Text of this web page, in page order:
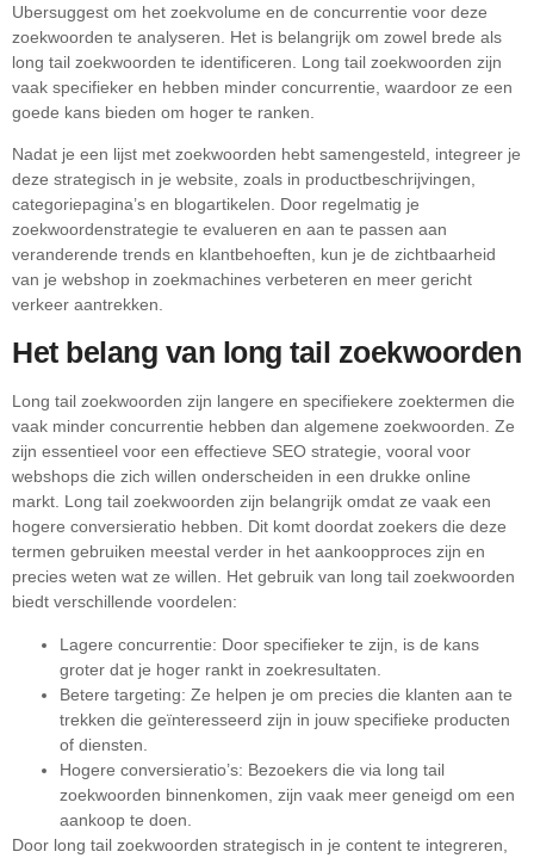
Ubersuggest om het zoekvolume en de concurrentie voor deze
zoekwoorden te analyseren. Het is belangrijk om zowel brede als
long tail zoekwoorden te identificeren. Long tail zoekwoorden zijn
vaak specifieker en hebben minder concurrentie, waardoor ze een
goede kans bieden om hoger te ranken.
Nadat je een lijst met zoekwoorden hebt samengesteld, integreer je
deze strategisch in je website, zoals in productbeschrijvingen,
categoriepagina’s en blogartikelen. Door regelmatig je
zoekwoordenstrategie te evalueren en aan te passen aan
veranderende trends en klantbehoeften, kun je de zichtbaarheid
van je webshop in zoekmachines verbeteren en meer gericht
verkeer aantrekken.
Het belang van long tail zoekwoorden
Long tail zoekwoorden zijn langere en specifiekere zoektermen die
vaak minder concurrentie hebben dan algemene zoekwoorden. Ze
zijn essentieel voor een effectieve SEO strategie, vooral voor
webshops die zich willen onderscheiden in een drukke online
markt. Long tail zoekwoorden zijn belangrijk omdat ze vaak een
hogere conversieratio hebben. Dit komt doordat zoekers die deze
termen gebruiken meestal verder in het aankoopproces zijn en
precies weten wat ze willen. Het gebruik van long tail zoekwoorden
biedt verschillende voordelen:
Lagere concurrentie: Door specifieker te zijn, is de kans
groter dat je hoger rankt in zoekresultaten.
Betere targeting: Ze helpen je om precies die klanten aan te
trekken die geïnteresseerd zijn in jouw specifieke producten
of diensten.
Hogere conversieratio’s: Bezoekers die via long tail
zoekwoorden binnenkomen, zijn vaak meer geneigd om een
aankoop te doen.
Door long tail zoekwoorden strategisch in je content te integreren,